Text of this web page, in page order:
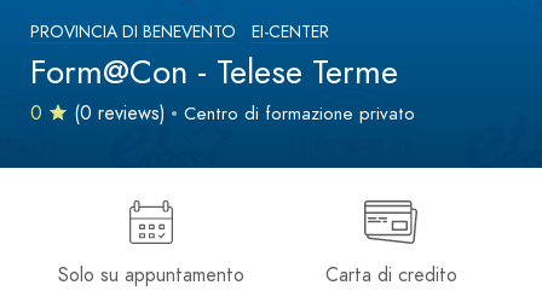
PROVINCIA DI BENEVENTO EI-CENTER
Form@Con - Telese Terme
0 (0 reviews) Centro di formazione privato
Solo su appuntamento Carta di credito